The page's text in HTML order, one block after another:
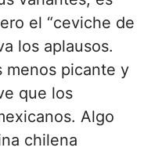
el “ceviche de
los aplausos.
menos picante y
que los
Algo
chilena